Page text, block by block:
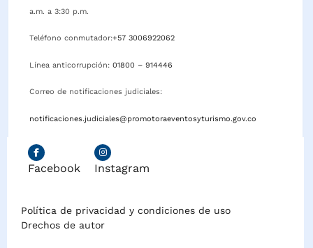
a.m. a 3:30 p.m.
Teléfono conmutador:+57 3006922062
Línea anticorrupción: 01800 – 914446
Correo de notificaciones judiciales:
notificaciones.judiciales@promotoraeventosyturismo.gov.co
Facebook Instagram
Política de privacidad y condiciones de uso
Drechos de autor